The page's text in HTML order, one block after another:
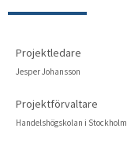
Projektledare
Jesper Johansson
Projektförvaltare
Handelshögskolan i Stockholm